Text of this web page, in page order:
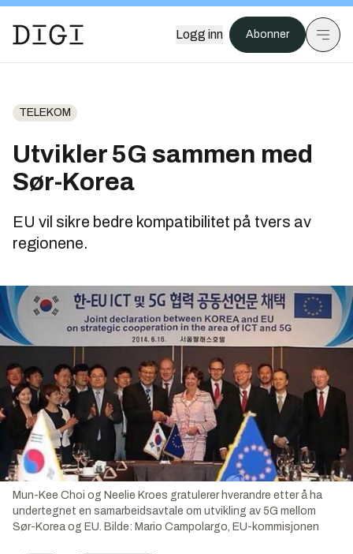
Logg inn Abonner
TELEKOM
Utvikler 5G sammen med
Sør-Korea
EU vil sikre bedre kompatibilitet på tvers av
regionene.
Mun-Kee Choi og Neelie Kroes gratulerer hverandre etter å ha
undertegnet en samarbeidsavtale om utvikling av 5G mellom
Sør-Korea og EU. Bilde: Mario Campolargo, EU-kommisjonen